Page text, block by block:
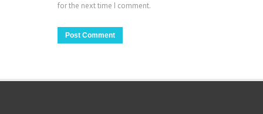
for the next time I comment.